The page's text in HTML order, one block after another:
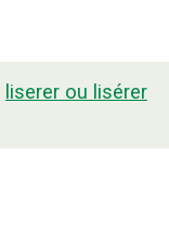
liserer ou lisérer